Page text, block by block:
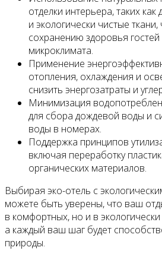
отделки интерьера, таких
и экологически чистые
сохранению здоровья
микроклимата.
Применение
отопления, охлаждения и
снизить энергозатраты и
Минимизация
для сбора дождевой воды и
воды в номерах.
Поддержка принципов
включая переработку
органических материалов.
Выбирая эко-отель с
можете быть уверены, что ваш
в комфортных, но и в
а каждый ваш шаг будет
природы.